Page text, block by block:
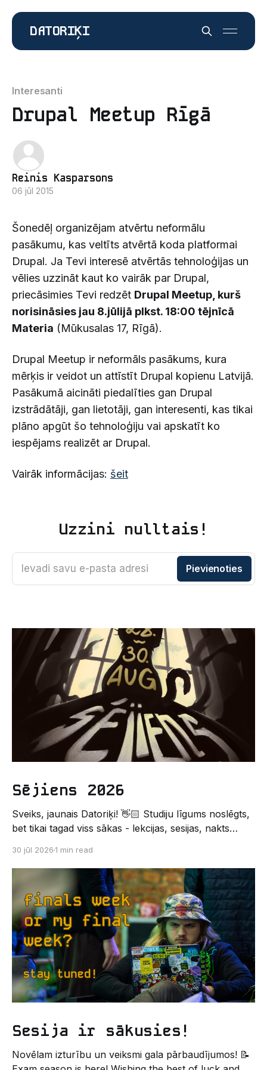
DATORIĶI
Interesanti
Drupal Meetup Rīgā
Reinis Kasparsons
06 jūl 2015
Šonedēļ organizējam atvērtu neformālu
pasākumu, kas veltīts atvērtā koda platformai
Drupal. Ja Tevi interesē atvērtās tehnoloģijas un
vēlies uzzināt kaut ko vairāk par Drupal,
priecāsimies Tevi redzēt Drupal Meetup, kurš
norisināsies jau 8.jūlijā plkst. 18:00 tējnīcā
Materia (Mūkusalas 17, Rīgā).
Drupal Meetup ir neformāls pasākums, kura
mērķis ir veidot un attīstīt Drupal kopienu Latvijā.
Pasākumā aicināti piedalīties gan Drupal
izstrādātāji, gan lietotāji, gan interesenti, kas tikai
plāno apgūt šo tehnoloģiju vai apskatīt ko
iespējams realizēt ar Drupal.
Vairāk informācijas: šeit
Uzzini nulltais!
Ievadi savu e-pasta adresi Pievienoties
Sējiens 2026
Sveiks, jaunais Datoriķi! 👋🏻 Studiju līgums noslēgts,
bet tikai tagad viss sākas - lekcijas, sesijas, nakts
Un kas gan būtu labāks veids, kā iepazīt savu jauno
dzīvi LU EZTF datoriķu vidē, par došanos uz
leģendāro “Sējienu”? 🐱 Šī pirmsaristoteļa nometne
palīdzēs tev iegūt pirmos draugus, ieskatu studenta
30 jūl 20261 min read
Sesija ir sākusies!
Novēlam izturību un veiksmi gala pārbaudījumos! 📝